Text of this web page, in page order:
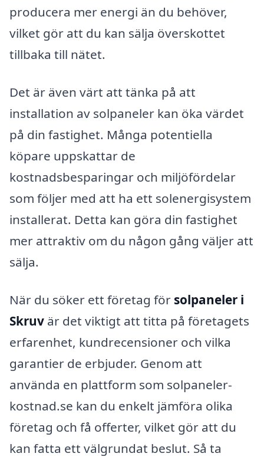
producera mer energi än du behöver,
vilket gör att du kan sälja överskottet
tillbaka till nätet.
Det är även värt att tänka på att
installation av solpaneler kan öka värdet
på din fastighet. Många potentiella
köpare uppskattar de
kostnadsbesparingar och miljöfördelar
som följer med att ha ett solenergisystem
installerat. Detta kan göra din fastighet
mer attraktiv om du någon gång väljer att
sälja.
När du söker ett företag för solpaneler i
Skruv är det viktigt att titta på företagets
erfarenhet, kundrecensioner och vilka
garantier de erbjuder. Genom att
använda en plattform som solpaneler-
kostnad.se kan du enkelt jämföra olika
företag och få offerter, vilket gör att du
kan fatta ett välgrundat beslut. Så ta